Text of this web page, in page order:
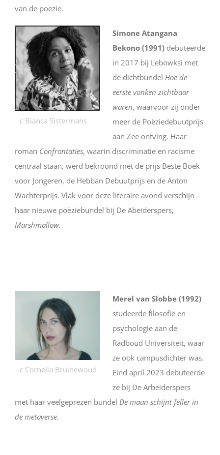
van de poëzie.
c Bianca Sistermans
Simone Atangana
Bekono (1991) debuteerde
in 2017 bij Lebowksi met
de dichtbundel Hoe de
eerste vonken zichtbaar
waren, waarvoor zij onder
meer de Poëziedebuutprijs
aan Zee ontving. Haar
roman Confrontaties, waarin discriminatie en racisme
centraal staan, werd bekroond met de prijs Beste Boek
voor Jongeren, de Hebban Debuutprijs en de Anton
Wachterprijs. Vlak voor deze literaire avond verschijn
haar nieuwe poëziebundel bij De Abeiderspers,
Marshmallow.
c Cornelia Bruinewoud
Merel van Slobbe (1992)
studeerde filosofie en
psychologie aan de
Radboud Universiteit, waar
ze ook campusdichter was.
Eind april 2023 debuteerde
ze bij De Arbeiderspers
met haar veelgeprezen bundel De maan schijnt feller in
de metaverse.